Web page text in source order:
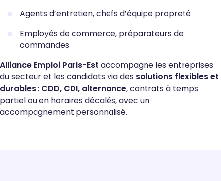
Agents d’entretien, chefs d’équipe propreté
Employés de commerce, préparateurs de
commandes
Alliance Emploi Paris-Est accompagne les entreprises
du secteur et les candidats via des solutions flexibles et
durables: CDD, CDI, alternance, contrats à temps
partiel ou en horaires décalés, avec un
accompagnement personnalisé.